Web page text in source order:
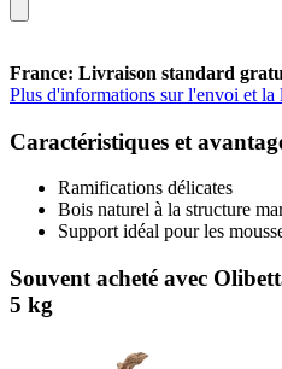
France: Livraison standard
Plus d'informations sur l'envoi et la
Caractéristiques et
Ramifications délicates
Bois naturel à la structure
Support idéal pour les
Souvent acheté avec
5 kg